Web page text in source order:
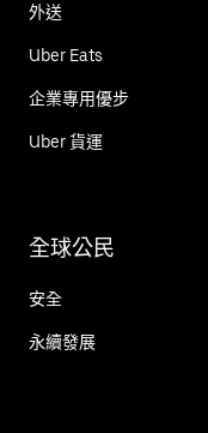
外送
Uber Eats
企業專用優步
Uber 貨運
全球公民
安全
永續發展